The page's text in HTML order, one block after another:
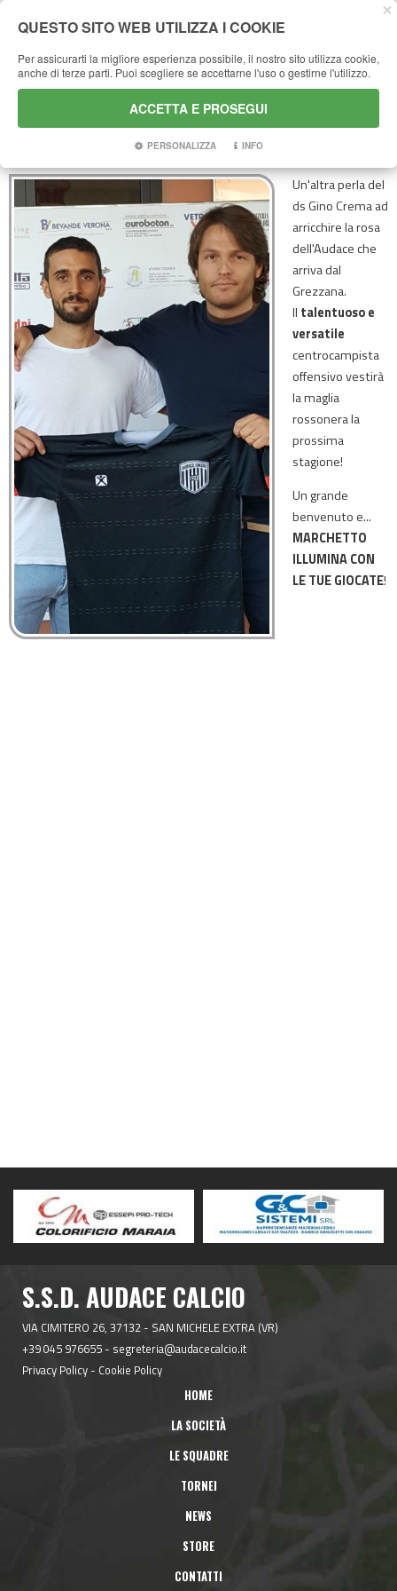
HOME NEWS ULTIME NOTIZIE MARCO CRISTOFOLI È DEI NOSTRI!
MARCO CRISTOFOLI È DEI NOSTRI!
Un'altra perla del
ds Gino Crema ad
arricchire la rosa
dell'Audace che
arriva dal
Grezzana.
Il talentuoso e
versatile
centrocampista
offensivo vestirà
la maglia
rossonera la
prossima
stagione!
Un grande
benvenuto e...
MARCHETTO
ILLUMINA CON
LE TUE GIOCATE!
S.S.D. AUDACE CALCIO
VIA CIMITERO 26, 37132 - SAN MICHELE EXTRA (VR)
+39 045 976655 - segreteria@audacecalcio.it
Privacy Policy - Cookie Policy
HOME
LA SOCIETÀ
LE SQUADRE
TORNEI
NEWS
STORE
CONTATTI
QUESTO SITO WEB UTILIZZA I COOKIE
Per assicurarti la migliore esperienza possibile, il nostro sito utilizza cookie,
anche di terze parti. Puoi scegliere se accettarne l'uso o gestirne l'utilizzo.
ACCETTA E PROSEGUI
PERSONALIZZA INFO